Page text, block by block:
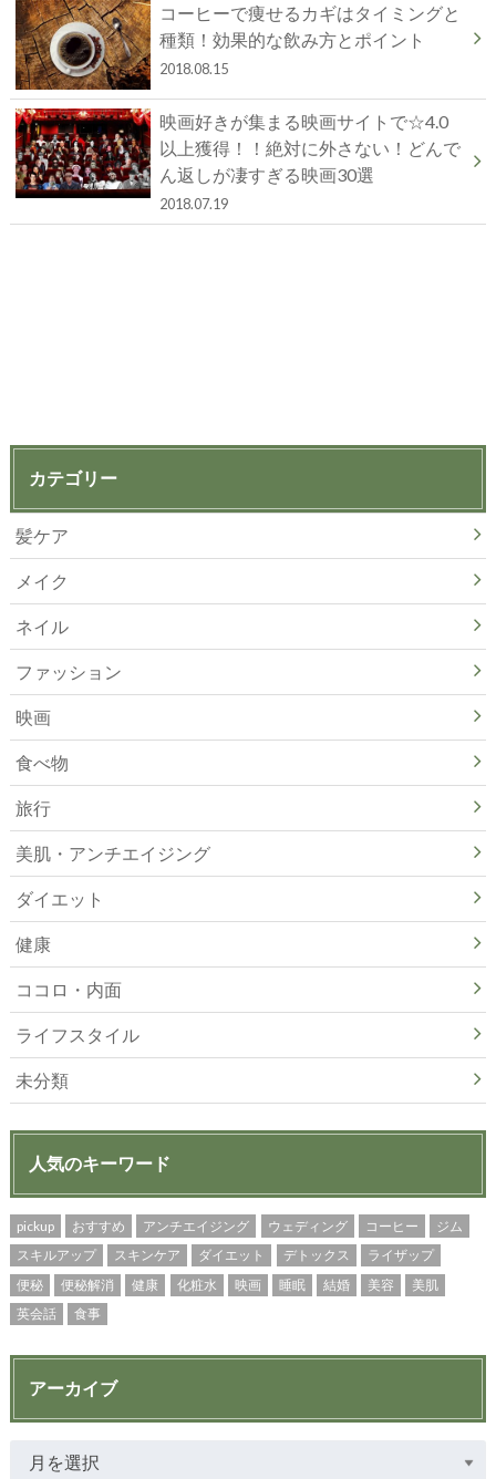
コーヒーで痩せるカギはタイミングと
種類！効果的な飲み方とポイント
2018.08.15
映画好きが集まる映画サイトで☆4.0
以上獲得！！絶対に外さない！どんで
ん返しが凄すぎる映画30選
2018.07.19
カテゴリー
髪ケア
メイク
ネイル
ファッション
映画
食べ物
旅行
美肌・アンチエイジング
ダイエット
健康
ココロ・内面
ライフスタイル
未分類
人気のキーワード
pickup おすすめ アンチエイジング ウェディング コーヒー
ジム
スキルアップ
スキンケア ダイエット デトックス
ライザップ
便秘
便秘解消 健康 化粧水 映画 睡眠 結婚 美容
美肌
英会話
食事
アーカイブ